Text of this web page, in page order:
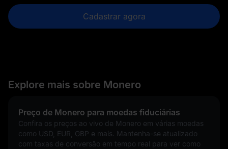
Cadastrar agora
Explore mais sobre Monero
Preço de Monero para moedas fiduciárias
Confira os preços ao vivo de Monero em várias moedas
como USD, EUR, GBP e mais. Mantenha-se atualizado
com taxas de conversão em tempo real para ver como